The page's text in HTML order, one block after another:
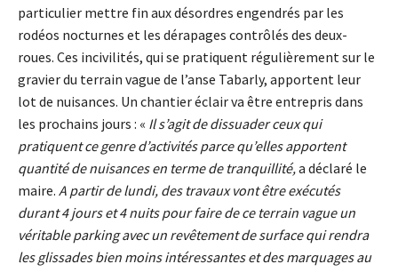
particulier mettre fin aux désordres engendrés par les
rodéos nocturnes et les dérapages contrôlés des deux-
roues. Ces incivilités, qui se pratiquent régulièrement sur le
gravier du terrain vague de l’anse Tabarly, apportent leur
lot de nuisances. Un chantier éclair va être entrepris dans
les prochains jours : « Il s’agit de dissuader ceux qui
pratiquent ce genre d’activités parce qu’elles apportent
quantité de nuisances en terme de tranquillité,a déclaré le
maire. A partir de lundi, des travaux vont être exécutés
durant 4 jours et 4 nuits pour faire de ce terrain vague un
véritable parking avec un revêtement de surface qui rendra
les glissades bien moins intéressantes et des marquages au